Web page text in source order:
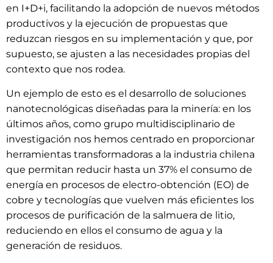
en I+D+i, facilitando la adopción de nuevos métodos
productivos y la ejecución de propuestas que
reduzcan riesgos en su implementación y que, por
supuesto, se ajusten a las necesidades propias del
contexto que nos rodea.
Un ejemplo de esto es el desarrollo de soluciones
nanotecnológicas diseñadas para la minería: en los
últimos años, como grupo multidisciplinario de
investigación nos hemos centrado en proporcionar
herramientas transformadoras a la industria chilena
que permitan reducir hasta un 37% el consumo de
energía en procesos de electro-obtención (EO) de
cobre y tecnologías que vuelven más eficientes los
procesos de purificación de la salmuera de litio,
reduciendo en ellos el consumo de agua y la
generación de residuos.